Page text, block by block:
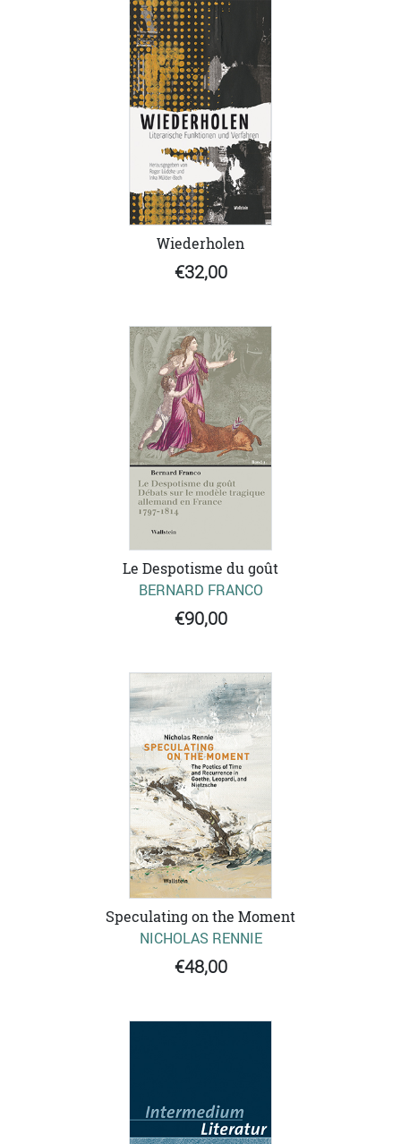
Wiederholen
€32,00
Le Despotisme du goût
BERNARD FRANCO
€90,00
Speculating on the Moment
NICHOLAS RENNIE
€48,00